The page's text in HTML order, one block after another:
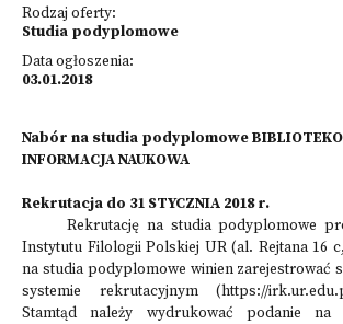
Rodzaj oferty:
Studia podyplomowe
Data ogłoszenia:
03.01.2018
Nabór na studia podyplomowe
INFORMACJA NAUKOWA
Rekrutacja do 31 STYCZNIA 2018 r.
Rekrutację na studia podyplomowe
Instytutu Filologii Polskiej UR (al. Rejtana 16
na studia podyplomowe winien zarejestrować
systemie rekrutacyjnym (https://
Stamtąd należy wydrukować podanie